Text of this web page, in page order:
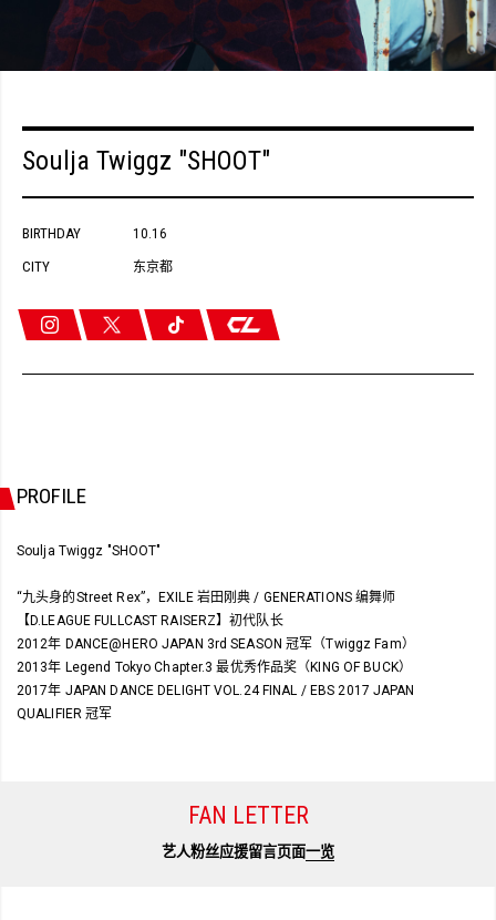
Soulja Twiggz "SHOOT"
BIRTHDAY 10.16
CITY 东京都
PROFILE
Soulja Twiggz "SHOOT"
“九头身的Street Rex”，EXILE 岩田刚典 / GENERATIONS 编舞师
【D.LEAGUE FULLCAST RAISERZ】初代队长
2012年 DANCE@HERO JAPAN 3rd SEASON 冠军（Twiggz Fam）
2013年 Legend Tokyo Chapter.3 最优秀作品奖（KING OF BUCK）
2017年 JAPAN DANCE DELIGHT VOL.24 FINAL / EBS 2017 JAPAN
QUALIFIER 冠军
FAN LETTER
艺人粉丝应援留言页面一览